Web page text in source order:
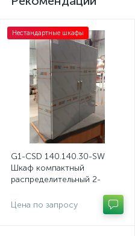
Нестандартные шкафы
G1-CSD 140.140.30-SW
Шкаф компактный
распределительный 2-
стали, с перемычкой
Цена по запросу